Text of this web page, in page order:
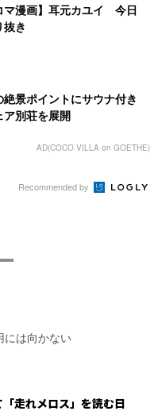
マ漫画】耳元カユイ 今日
抜き
絶景ポイントにサウナ付き
ア別荘を展開
AD(COCO VILLA on GOETHE)
Recommended by
には向かない
走れメロス」を読む日